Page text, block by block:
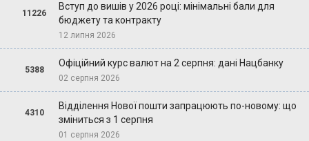
11226
Вступ до вишів у 2026 році: мінімальні бали для
бюджету та контракту
12 липня 2026
5388
Офіційний курс валют на 2 серпня: дані Нацбанку
02 серпня 2026
4310
Відділення Нової пошти запрацюють по-новому: що
зміниться з 1 серпня
01 серпня 2026